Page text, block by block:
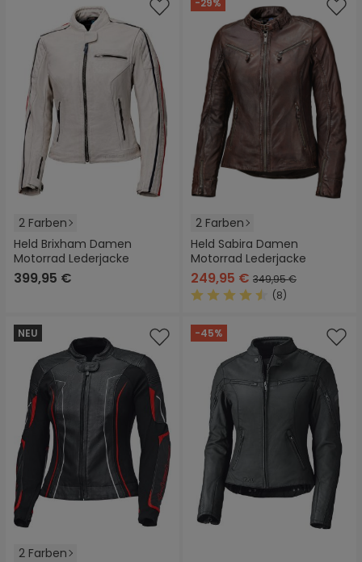
2 Farben
Held Brixham Damen
Motorrad Lederjacke
399,95 €
2 Farben
Held Sabira Damen
Motorrad Lederjacke
249,95 € 349,95 €
(8)
NEU
2 Farben
-45%